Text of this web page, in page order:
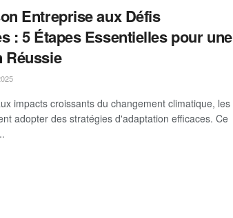
Entreprise aux Défis
: 5 Étapes Essentielles pour une
Réussie
impacts croissants du changement climatique, les
adopter des stratégies d'adaptation efficaces. Ce